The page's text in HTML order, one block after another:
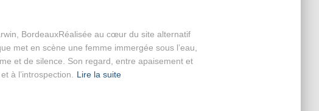
BordeauxRéalisée au cœur du site alternatif
met en scène une femme immergée sous l’eau,
et de silence. Son regard, entre apaisement et
à l’introspection. Lire la suite